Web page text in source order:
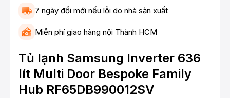
7 ngày đổi mới nếu lỗi do nhà sản xuất
Miễn phí giao hàng nội Thành HCM
Tủ lạnh Samsung Inverter 636
lít Multi Door Bespoke Family
Hub RF65DB990012SV